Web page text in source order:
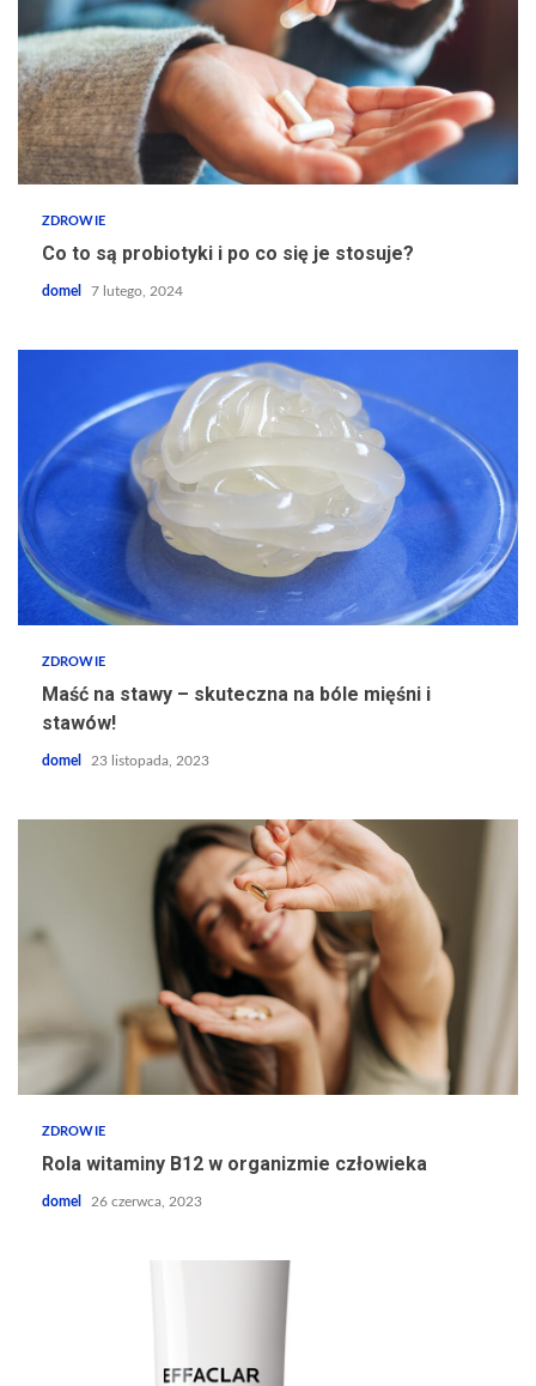
ZDROWIE
Co to są probiotyki i po co się je stosuje?
domel 7 lutego, 2024
ZDROWIE
Maść na stawy – skuteczna na bóle mięśni i
stawów!
domel 23 listopada, 2023
ZDROWIE
Rola witaminy B12 w organizmie człowieka
domel 26 czerwca, 2023